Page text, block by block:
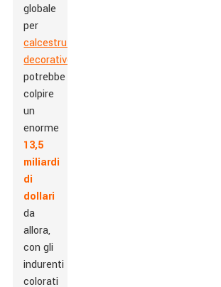
globale
per
calcestruzzo
decorativo
potrebbe
colpire
un
enorme
13,5
miliardi
di
dollari
da
allora,
con gli
indurenti
colorati